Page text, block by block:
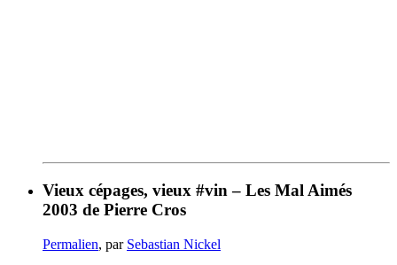
Vieux cépages, vieux #vin – Les Mal Aimés
2003 de Pierre Cros
Permalien, par Sebastian Nickel